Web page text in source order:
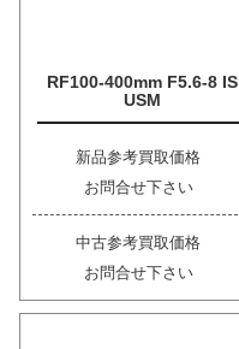
RF100-400mm F5.6-8 IS
USM
新品参考買取価格
お問合せ下さい
中古参考買取価格
お問合せ下さい